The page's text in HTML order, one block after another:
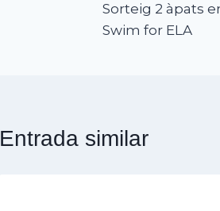
d'entrades
Sorteig 2 àpats
Swim for ELA
Entrada similar